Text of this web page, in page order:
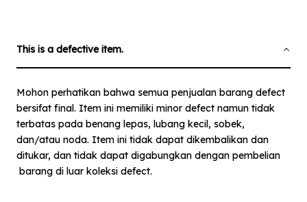
This is a defective item.
Mohon perhatikan bahwa semua penjualan barang defect
bersifat final. Item ini memiliki minor defect namun tidak
terbatas pada benang lepas, lubang kecil, sobek,
dan/atau noda. Item ini tidak dapat dikembalikan dan
ditukar, dan tidak dapat digabungkan dengan pembelian
barang di luar koleksi defect.
Notify me when available